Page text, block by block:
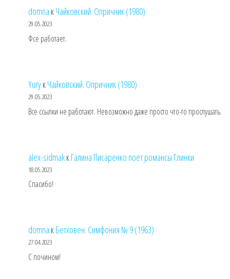
domna кЧайковский. Опричник (1980)
29.05.2023
Фсе работает.
YuryкЧайковский. Опричник (1980)
29.05.2023
Все ссылки не работают. Невозможно даже просто что-то прослушать.
alex-sidmakкГалина Писаренко поет романсы Глинки
18.05.2023
Спасибо!
domna кБетховен. Симфония № 9 (1963)
27.04.2023
С почином!